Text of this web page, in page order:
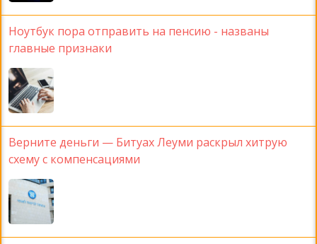
Ноутбук пора отправить на пенсию - названы
главные признаки
Верните деньги — Битуах Леуми раскрыл хитрую
схему с компенсациями